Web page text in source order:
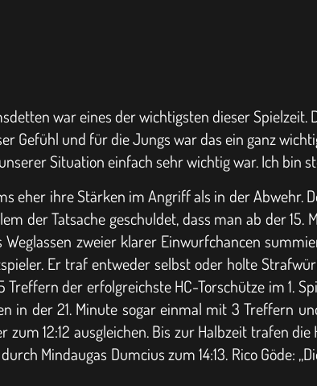
war eines der wichtigsten dieser Spielzeit.
Gefühl und für die Jungs war das ein ganz
Situation einfach sehr wichtig war. Ich bin
eher ihre Stärken im Angriff als in der Abwehr.
der Tatsache geschuldet, dass man ab der 15.
zweier klarer Einwurfchancen
Er traf entweder selbst oder holte
der erfolgreichste HC-Torschütze im 1.
in der 21. Minute sogar einmal mit 3 Treffern
12:12 ausgleichen. Bis zur Halbzeit trafen
Mindaugas Dumcius zum 14:13. Rico Göde: